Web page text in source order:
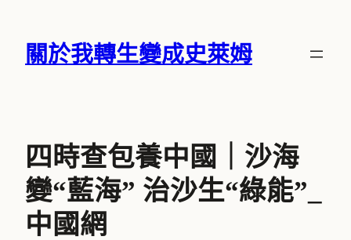
關於我轉生變成史萊姆
四時查包養中國｜沙海
變“藍海” 治沙生“綠能”_
中國網